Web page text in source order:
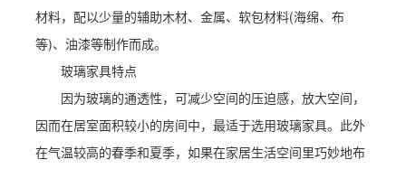
材料，配以少量的辅助木材、金属、软包材料(海绵、布
等)、油漆等制作而成。
玻璃家具特点
因为玻璃的通透性，可减少空间的压迫感，放大空间，
因而在居室面积较小的房间中，最适于选用玻璃家具。此外
在气温较高的春季和夏季，如果在家居生活空间里巧妙地布